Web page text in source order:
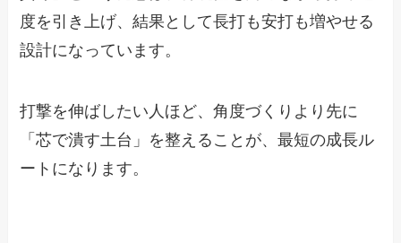
度を引き上げ、結果として長打も安打も増やせる
設計になっています。
打撃を伸ばしたい人ほど、角度づくりより先に
「芯で潰す土台」を整えることが、最短の成長ル
ートになります。